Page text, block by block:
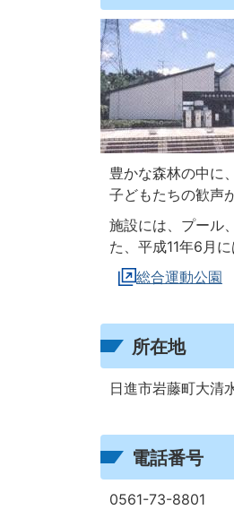
豊かな森林の中に
子どもたちの歓声
施設には、プール
た、平成11年6月
総合運動公園
所在地
日進市岩藤町大清
電話番号
0561-73-8801